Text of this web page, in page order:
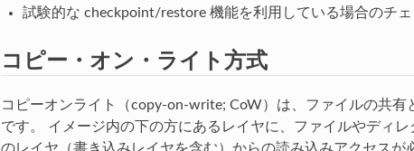
試験的な checkpoint/restore 機能を利用している場合のチェ
コピー・オン・ライト方式
コピーオンライト（copy-on-write; CoW）は、ファイルの共有
です。 イメージ内の下の方にあるレイヤに、ファイルやディ